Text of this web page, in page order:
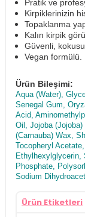
Pratik ve
Kirpiklerinizin
Topaklanma
Kalın kirpik
Güvenli,
Vegan formülü.
Ürün Bileşimi:
Aqua (Water),
Senegal Gum,
Acid,
Oil, Jojoba
(Carnauba) Wax,
Tocopheryl
Ethylhexylglycerin,
Phosphate,
Sodium
Ürün Etiketleri